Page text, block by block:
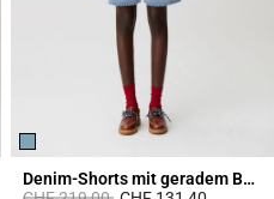
Denim-Shorts mit geradem Bein